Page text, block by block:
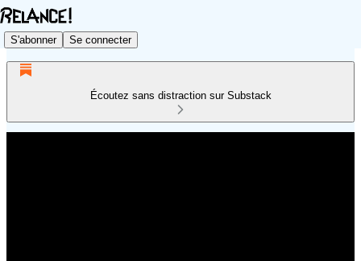
S'abonner Se connecter
Écoutez sans distraction sur Substack